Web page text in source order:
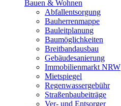
Bauen & Wohnen
Abfallentsorgung
Bauherrenmappe
Bauleitplanung
Baumöglichkeiten
Breitbandausbau
Gebäudesanierung
Immobilienmarkt NRW
Mietspiegel
Regenwassergebühr
Straßenbaubeiträge
Ver- und Entsorger